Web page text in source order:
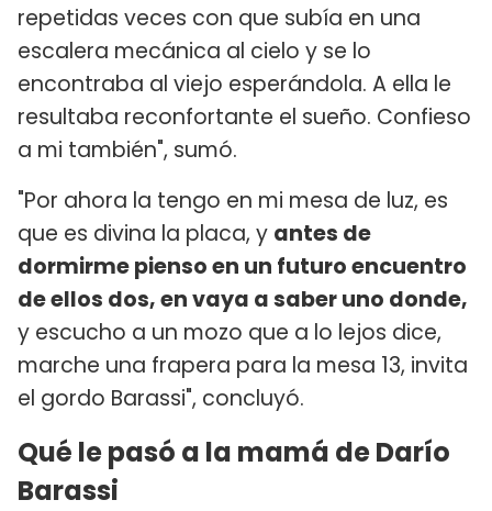
repetidas veces con que subía en una
escalera mecánica al cielo y se lo
encontraba al viejo esperándola. A ella le
resultaba reconfortante el sueño. Confieso
a mi también", sumó.
"Por ahora la tengo en mi mesa de luz, es
que es divina la placa, y antes de
dormirme pienso en un futuro encuentro
de ellos dos, en vaya a saber uno donde,
y escucho a un mozo que a lo lejos dice,
marche una frapera para la mesa 13, invita
el gordo Barassi", concluyó.
Qué le pasó a la mamá de Darío
Barassi